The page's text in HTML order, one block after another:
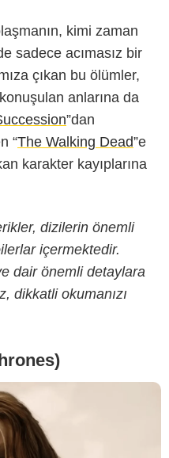
kimi zaman
sadece acımasız bir
çıkan bu ölümler,
anlarına da
”dan
“The Walking Dead”e
karakter kayıplarına
dizilerin önemli
içermektedir.
dair önemli detaylara
dikkatli okumanızı